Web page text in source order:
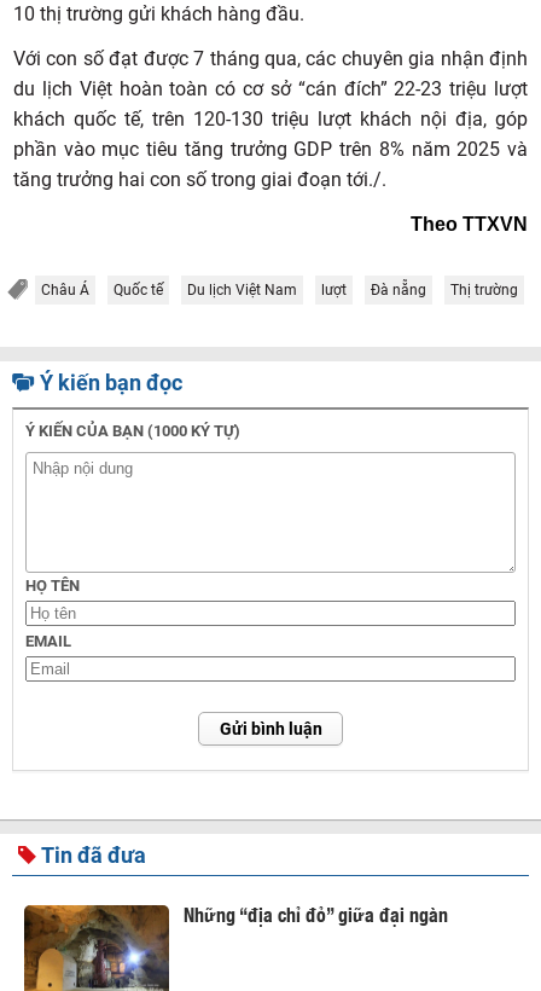
10 thị trường gửi khách hàng đầu.
Với con số đạt được 7 tháng qua, các chuyên gia nhận định
du lịch Việt hoàn toàn có cơ sở “cán đích” 22-23 triệu lượt
khách quốc tế, trên 120-130 triệu lượt khách nội địa, góp
phần vào mục tiêu tăng trưởng GDP trên 8% năm 2025 và
tăng trưởng hai con số trong giai đoạn tới./.
Theo TTXVN
Châu Á Quốc tế Du lịch Việt Nam lượt Đà nẵng Thị trường
Ý kiến bạn đọc
Ý KIẾN CỦA BẠN (1000 KÝ TỰ)
HỌ TÊN
EMAIL
Gửi bình luận
Tin đã đưa
Những “địa chỉ đỏ” giữa đại ngàn